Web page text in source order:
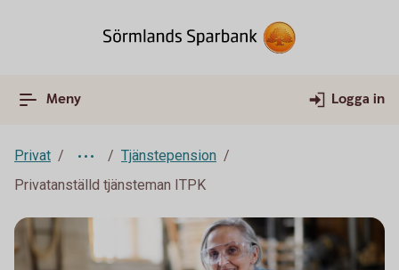
Meny Logga in
Privat
Tjänstepension
Privatanställd tjänsteman ITPK